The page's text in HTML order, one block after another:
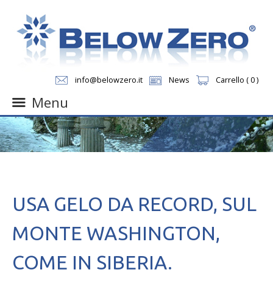
info@belowzero.it News Carrello ( 0 )
Menu
Skip
to
content
USA GELO DA RECORD, SUL
MONTE WASHINGTON,
COME IN SIBERIA.